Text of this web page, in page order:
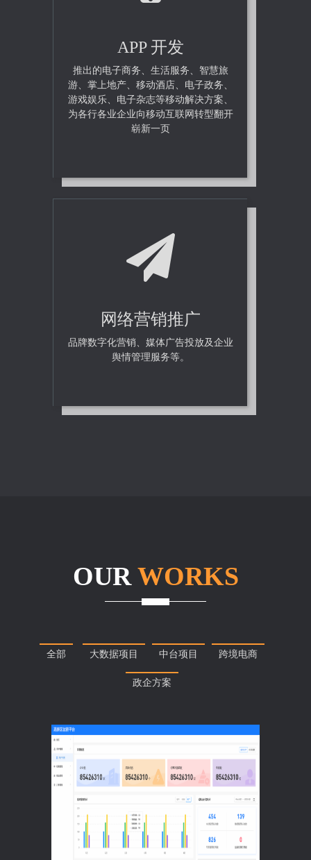
APP 开发
推出的电子商务、生活服务、智慧旅
游、掌上地产、移动酒店、电子政务、
游戏娱乐、电子杂志等移动解决方案、
为各行各业企业向移动互联网转型翻开
崭新一页
网络营销推广
品牌数字化营销、媒体广告投放及企业
舆情管理服务等。
OURWORKS
全部 大数据项目 中台项目 跨境电商
政企方案